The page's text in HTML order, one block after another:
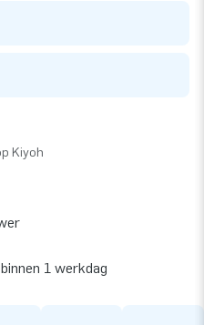
Kiyoh
1 werkdag